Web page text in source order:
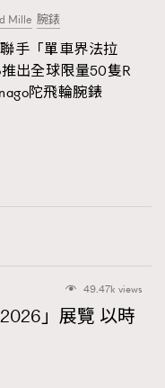
Mille 腕錶
手「單車界法拉
出全球限量50隻R
陀飛輪腕錶
49.47k views
」展覽 以時